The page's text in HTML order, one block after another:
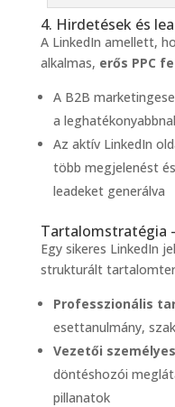
4. Hirdetések és
A LinkedIn amellett,
alkalmas, erős PPC
A B2B
a
Az aktív LinkedIn
több megjelenést
leadeket generálva
Tartalomstratégia
Egy sikeres LinkedIn
strukturált
Professzionális
esettanulmány,
Vezetői
döntéshozói
pillanatok